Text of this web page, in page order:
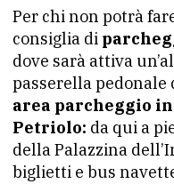
Per chi non potrà
consiglia di
dove sarà attiva
passerella pedonale
area parcheggio
Petriolo: da qui a
della Palazzina
biglietti e bus